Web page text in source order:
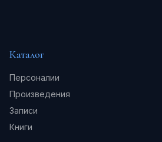
Каталог
Персоналии
Произведения
Записи
Книги